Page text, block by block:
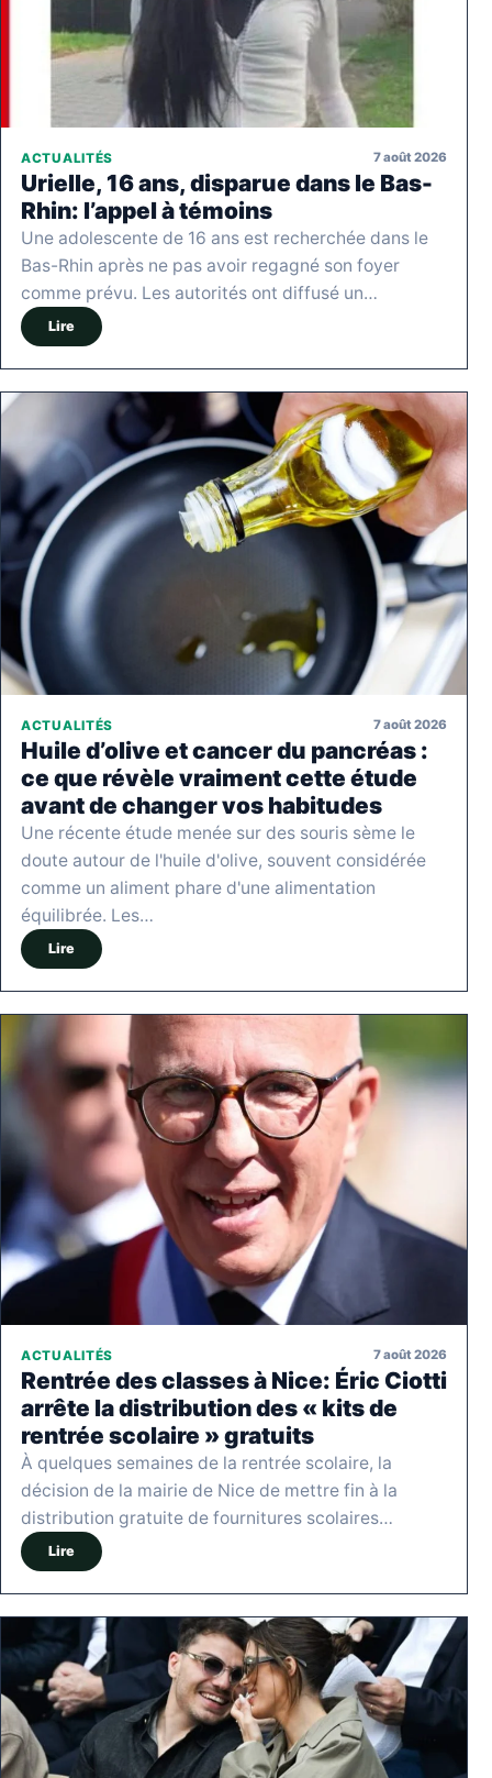
ACTUALITÉS 7 août 2026
Urielle, 16 ans, disparue dans le Bas-
Rhin: l’appel à témoins
Une adolescente de 16 ans est recherchée dans le
Bas-Rhin après ne pas avoir regagné son foyer
comme prévu. Les autorités ont diffusé un…
Lire
ACTUALITÉS 7 août 2026
Huile d’olive et cancer du pancréas :
ce que révèle vraiment cette étude
avant de changer vos habitudes
Une récente étude menée sur des souris sème le
doute autour de l'huile d'olive, souvent considérée
comme un aliment phare d'une alimentation
équilibrée. Les…
Lire
ACTUALITÉS 7 août 2026
Rentrée des classes à Nice: Éric Ciotti
arrête la distribution des « kits de
rentrée scolaire » gratuits
À quelques semaines de la rentrée scolaire, la
décision de la mairie de Nice de mettre fin à la
distribution gratuite de fournitures scolaires…
Lire